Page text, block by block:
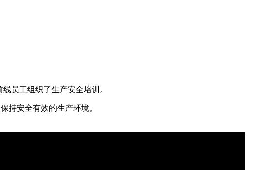
员工组织了生产安全培训。
持安全有效的生产环境。